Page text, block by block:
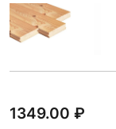
1349.00 ₽